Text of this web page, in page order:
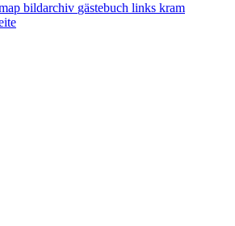
bildarchiv gästebuch links kram